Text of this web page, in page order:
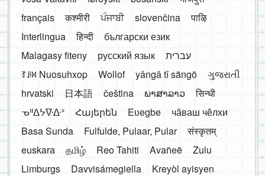
français
कश्मीरी ਪੰਜਾਬੀ slovenčina
पाऴि
Interlingua
हिन्दी
български език
Malagasy fiteny
русский язык
עברית
ꆈꌠ꒿ Nuosuhxop
Wollof yângâ tî sängö
ગુજરાતી
hrvatski
日本語 čeština ພາສາລາວ
सिन्धी
ᓀᐦᐃᔭᐍᐏᐣ
Հայերեն Eʋegbe
чӑваш чӗлхи
Basa Sunda
Fulfulde, Pulaar, Pular
संस्कृतम्
euskara
தமிழ் Reo Tahiti Avañeẽ
Zulu
Limburgs
Davvisámegiella
Kreyòl ayisyen